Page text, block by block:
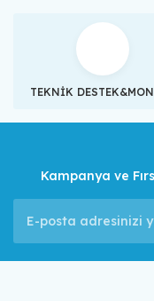
TEKNİK
Kampanya ve